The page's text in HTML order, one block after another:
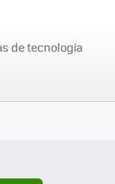
de tecnología